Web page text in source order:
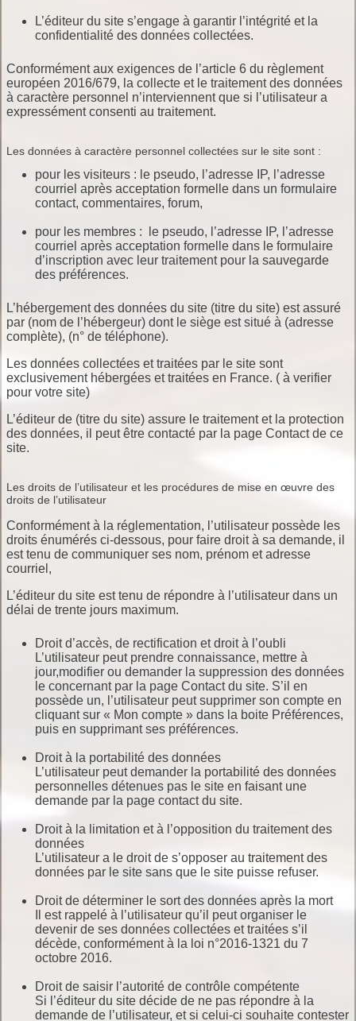
L’éditeur du site s’engage à garantir l’intégrité et la
confidentialité des données collectées.
Conformément aux exigences de l’article 6 du règlement
européen 2016/679, la collecte et le traitement des données
à caractère personnel n’interviennent que si l’utilisateur a
expressément consenti au traitement.
Les données à caractère personnel collectées sur le site sont :
pour les visiteurs : le pseudo, l’adresse IP, l’adresse
courriel après acceptation formelle dans un formulaire
contact, commentaires, forum,
pour les membres : le pseudo, l’adresse IP, l’adresse
courriel après acceptation formelle dans le formulaire
d’inscription avec leur traitement pour la sauvegarde
des préférences.
L’hébergement des données du site (titre du site) est assuré
par (nom de l’hébergeur) dont le siège est situé à (adresse
complète), (n° de téléphone).
Les données collectées et traitées par le site sont
exclusivement hébergées et traitées en France. ( à verifier
pour votre site)
L’éditeur de (titre du site) assure le traitement et la protection
des données, il peut être contacté par la page Contact de ce
site.
Les droits de l’utilisateur et les procédures de mise en œuvre des
droits de l’utilisateur
Conformément à la réglementation, l’utilisateur possède les
droits énumérés ci-dessous, pour faire droit à sa demande, il
est tenu de communiquer ses nom, prénom et adresse
courriel,
L’éditeur du site est tenu de répondre à l’utilisateur dans un
délai de trente jours maximum.
Droit d’accès, de rectification et droit à l’oubli
L’utilisateur peut prendre connaissance, mettre à
jour,modifier ou demander la suppression des données
le concernant par la page Contact du site. S’il en
possède un, l’utilisateur peut supprimer son compte en
cliquant sur « Mon compte » dans la boite Préférences,
puis en supprimant ses préférences.
Droit à la portabilité des données
L’utilisateur peut demander la portabilité des données
personnelles détenues pas le site en faisant une
demande par la page contact du site.
Droit à la limitation et à l’opposition du traitement des
données
L’utilisateur a le droit de s’opposer au traitement des
données par le site sans que le site puisse refuser.
Droit de déterminer le sort des données après la mort
Il est rappelé à l’utilisateur qu’il peut organiser le
devenir de ses données collectées et traitées s’il
décède, conformément à la loi n°2016-1321 du 7
octobre 2016.
Droit de saisir l’autorité de contrôle compétente
Si l’éditeur du site décide de ne pas répondre à la
demande de l’utilisateur, et si celui-ci souhaite contester